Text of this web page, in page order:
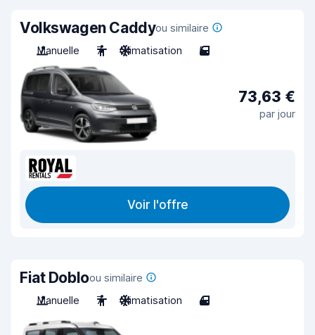
Volkswagen Caddyou similaire
Manuelle
7 Climatisation 5
73,63 €
par jour
Voir l'offre
Fiat Dobloou similaire
Manuelle
7 Climatisation 4